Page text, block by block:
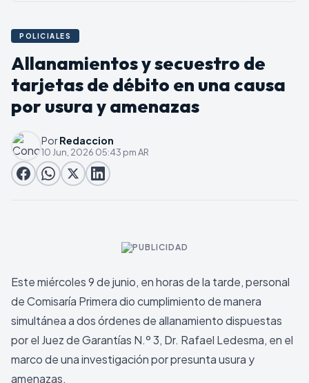
POLICIALES
Allanamientos y secuestro de
tarjetas de débito en una causa
por usura y amenazas
PorRedaccion
10 Jun, 2026 05:43 pm AR
Este miércoles 9 de junio, en horas de la tarde, personal
de Comisaría Primera dio cumplimiento de manera
simultánea a dos órdenes de allanamiento dispuestas
por el Juez de Garantías N.º 3, Dr. Rafael Ledesma, en el
marco de una investigación por presunta usura y
amenazas.